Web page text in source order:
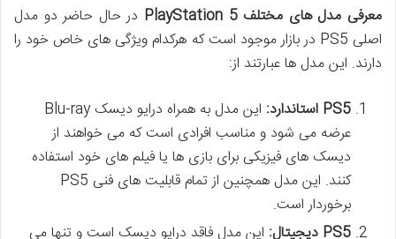
معرفی مدل های مختلف PlayStation 5
در حال حاضر دو مدل
اصلی PS5 در بازار موجود است که هرکدام ویژگی های خاص خود را
دارند. این مدل ها عبارتند از:
PS5 استاندارد:
این مدل به همراه درایو دیسک Blu-ray
عرضه می شود و مناسب افرادی است که می خواهند از
دیسک های فیزیکی برای بازی ها یا فیلم های خود استفاده
کنند. این مدل همچنین از تمام قابلیت های فنی PS5
برخوردار است.
PS5 دیجیتال:
این مدل فاقد درایو دیسک است و تنها می